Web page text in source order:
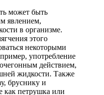
может быть
явлением,
в организме.
этого
некоторыми
употребление
действием,
жидкости. Также
бруснику и
как петрушка или